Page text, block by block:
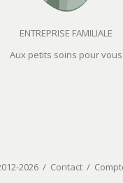
ENTREPRISE FAMILIALE
Aux petits soins pour vous
2026 / Contact /